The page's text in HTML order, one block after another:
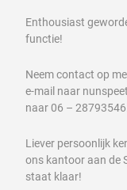
Enthousiast
functie!
Neem contact op
e-mail naar
naar 06 – 28793546.
Liever persoonlijk
ons kantoor aan de
staat klaar!